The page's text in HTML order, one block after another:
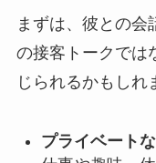
まずは、彼との会
の接客トークでは
じられるかもしれ
プライベート